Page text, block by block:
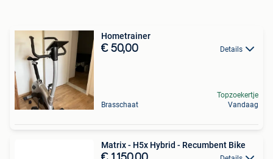
Hometrainer
€ 50,00 Details
Brasschaat
Topzoekertje
Vandaag
Matrix - H5x Hybrid - Recumbent Bike